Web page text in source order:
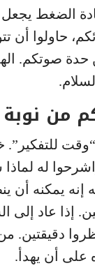
الضغط
حاولوا أن
صوتكم.
من
للتفكير”.
له لماذا
إنه يمكنه أن
إذا عاد إلى
دقيقتين.
على أن يهدأ.